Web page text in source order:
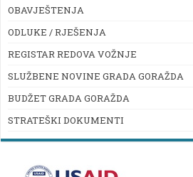
OBAVJEŠTENJA
ODLUKE / RJEŠENJA
REGISTAR REDOVA VOŽNJE
SLUŽBENE NOVINE GRADA GORAŽDA
BUDŽET GRADA GORAŽDA
STRATEŠKI DOKUMENTI